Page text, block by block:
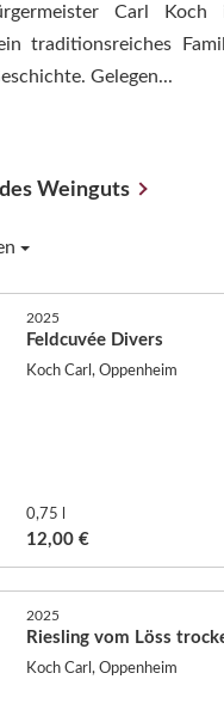
Carl Koch
traditionsreiches
Gelegen...
Weinguts
2025
Feldcuvée Divers
Koch Carl, Oppenheim
0,75 l
12,00 €
2025
Riesling vom Löss
Koch Carl, Oppenheim